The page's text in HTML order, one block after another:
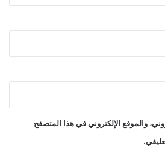
والموقع الإلكتروني في هذا المتصفح